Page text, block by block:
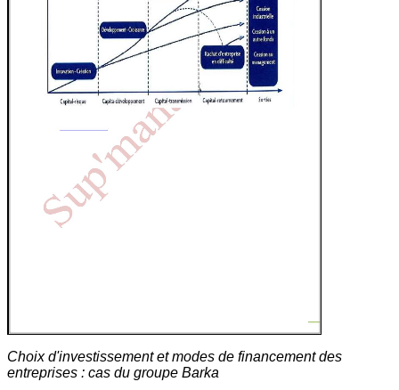
Choix d'investissement et modes de financement des
entreprises : cas du groupe Barka